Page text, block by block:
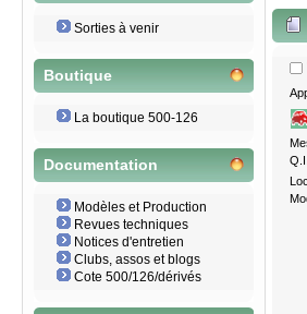
Sorties à venir
Boutique
La boutique 500-126
Documentation
Modèles et Production
Revues techniques
Notices d'entretien
Clubs, assos et blogs
Cote 500/126/dérivés